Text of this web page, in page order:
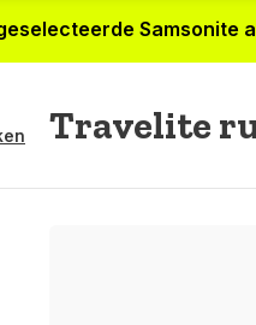
Samsonite
Travelite